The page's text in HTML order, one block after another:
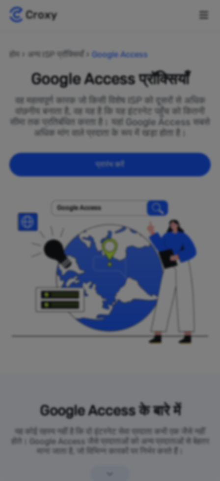
होम अन्य ISP प्रॉक्सियाँ Google Access
Google Access प्रॉक्सियाँ
वह महत्वपूर्ण कारक जो किसी विशेष ISP को दूसरों से अधिक
वांछनीय बनाता है, वह यह है कि यह इंटरनेट पहुँच को कितनी
सीमा तक प्रतिबंधित करता है। यहां Google Access सबसे
अधिक मांग वाले प्रदाता के रूप में खड़ा होता है।
प्रारंभ करें
Google Access
Google Access के बारे में
यह कोई रहस्य नहीं है कि दो इंटरनेट सेवा प्रदाता कभी एक जैसे नहीं
होते। Google Access जैसे प्रदाताओं को अन्य प्रदाताओं से बेहतर
माना जाता है, जो विभिन्न कारकों पर निर्भर करते हैं।